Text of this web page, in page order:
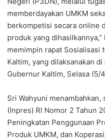
memberdayakan UMKM
berkompetisi secara online
produk yang
memimpin rapat Sosialisasi
Kaltim, yang dilaksanakan
Gubernur Kaltim, Selasa (5/
Sri Wahyuni
(Inpres) RI Nomor 2 Tahun
Peningkatan Penggunaan
Produk UMKM, dan